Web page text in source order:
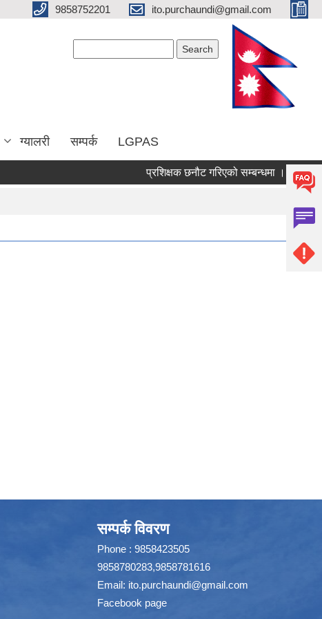
9858752201 ito.purchaundi@gmail.com
ग्यालरी सम्पर्क LGPAS
प्रशिक्षक छनौट गरिएको सम्बन्धमा । कृषक
सम्पर्क विवरण
Phone : 9858423505
9858780283,9858781616
Email: ito.purchaundi@gmail.com
Facebook page